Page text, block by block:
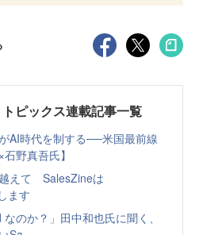
ピックス連載記事一覧
AI時代を制する──米国最前線
野真吾氏】
えて SalesZineは
ます
のか？」田中和也氏に聞く、